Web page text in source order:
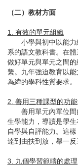
（二）教材方面
1. 有效的單元組織
小學與初中以能力
系的語文教科書。在
做好單元與單元之間
繫。九年強迫教育以
為緯的學科性質要求。
2. 善用三種課型的功能
善用單元內單位間
生學能力，導讀是學
自學與自評能力。這
達到由扶到放，舉一反
3. 九個學習範疇的處理